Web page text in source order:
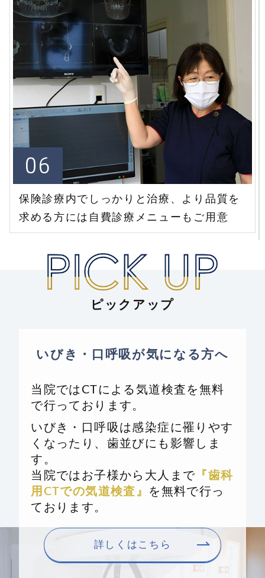
06
保険診療内でしっかりと治療、 より品質を
求める方には自費診療メニューもご用意
ピックアップ
いびき・口呼吸が気になる方へ
当院ではCTによる気道検査を無料
で行っております。
いびき・口呼吸は感染症に罹りやす
くなったり、歯並びにも影響しま
す。
当院ではお子様から大人まで 『歯科
用CTでの気道検査』 を無料で行っ
ております。
詳しくはこちら